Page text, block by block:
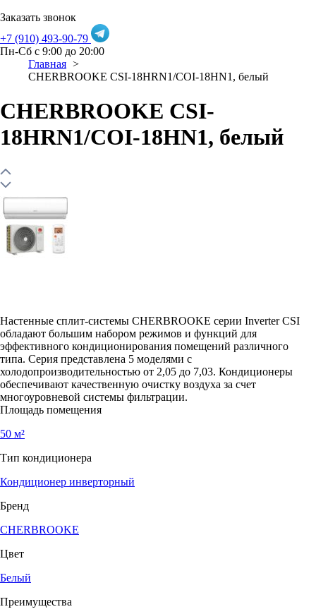
Заказать звонок
+7 (910) 493-90-79
Пн-Сб с 9:00 до 20:00
Главная
CHERBROOKE CSI-18HRN1/COI-18HN1, белый
CHERBROOKE CSI-
18HRN1/COI-18HN1, белый
Настенные сплит-системы CHERBROOKE серии Inverter CSI
обладают большим набором режимов и функций для
эффективного кондиционирования помещений различного
типа. Серия представлена 5 моделями с
холодопроизводительностью от 2,05 до 7,03. Кондиционеры
обеспечивают качественную очистку воздуха за счет
многоуровневой системы фильтрации.
Площадь помещения
50 м²
Тип кондиционера
Кондиционер инверторный
Бренд
CHERBROOKE
Цвет
Белый
Преимущества